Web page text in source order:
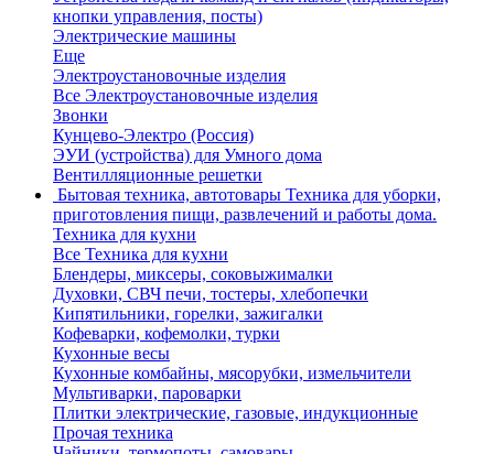
кнопки управления, посты)
Электрические машины
Еще
Электроустановочные изделия
Все Электроустановочные изделия
Звонки
Кунцево-Электро (Россия)
ЭУИ (устройства) для Умного дома
Вентилляционные решетки
Бытовая техника, автотовары Техника для уборки,
приготовления пищи, развлечений и работы дома.
Техника для кухни
Все Техника для кухни
Блендеры, миксеры, соковыжималки
Духовки, СВЧ печи, тостеры, хлебопечки
Кипятильники, горелки, зажигалки
Кофеварки, кофемолки, турки
Кухонные весы
Кухонные комбайны, мясорубки, измельчители
Мультиварки, пароварки
Плитки электрические, газовые, индукционные
Прочая техника